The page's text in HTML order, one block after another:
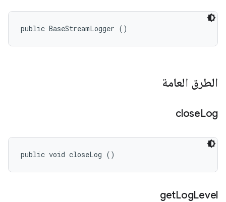
public BaseStreamLogger ()
الطرق العامة
closeLog
public void closeLog ()
getLogLevel